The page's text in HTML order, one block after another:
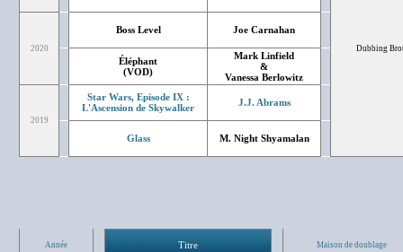
Dubbing
2020
Boss Level Joe Carnahan
Éléphant
(VOD)
Mark Linfield
&
Vanessa Berlowitz
2019
Star Wars, Episode IX :
L'Ascension de Skywalker
J.J. Abrams
Glass M. Night Shyamalan
Année Titre Maison de doublage